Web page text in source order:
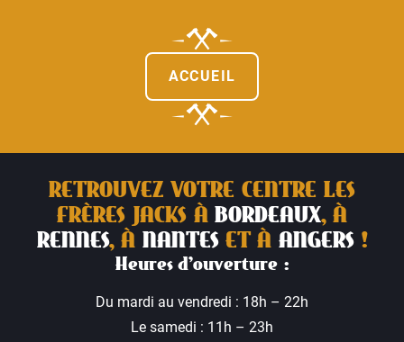
ACCUEIL
RETROUVEZ VOTRE CENTRE LES
FRÈRES JACKS À BORDEAUX, À
RENNES, À NANTESET À ANGERS!
Heures d’ouverture :
Du mardi au vendredi : 18h – 22h
Le samedi : 11h – 23h